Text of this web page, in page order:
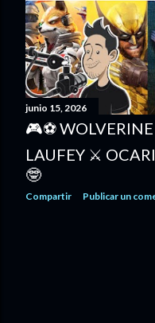
d
a
s
junio 15, 2026
🎮⚽
LAUFEY ⚔️
🤓
Compartir Publicar un